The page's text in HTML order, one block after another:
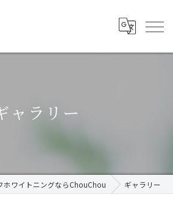
ャラリー
ホワイトニングならChouChou ギャラリー